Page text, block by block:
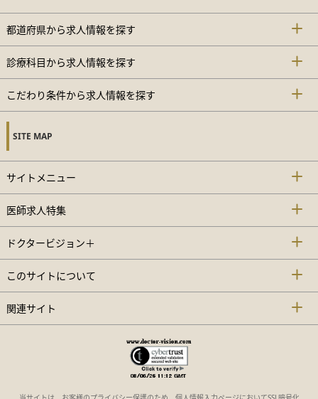
都道府県から求人情報を探す
診療科目から求人情報を探す
こだわり条件から求人情報を探す
SITE MAP
サイトメニュー
医師求人特集
ドクタービジョン＋
このサイトについて
関連サイト